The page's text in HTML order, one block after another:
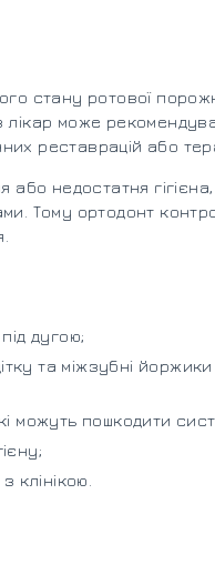
стану ротової
лікар може
реставрацій або
недостатня
Тому ортодонт
дугою;
та міжзубні
можуть пошкодити
клінікою.